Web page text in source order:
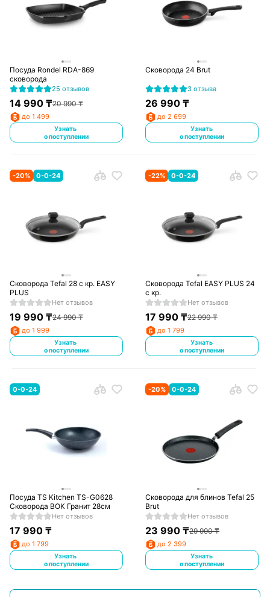
Посуда Rondel RDA-869
сковорода
25 отзывов
14 990₸20 990₸
до 1 499
Узнать
о поступлении
Сковорода 24 Brut
3 отзыва
26 990 ₸
до 2 699
Узнать
о поступлении
-20% 0-0-24
Сковорода Tefal 28 с кр. EASY
PLUS
Нет отзывов
19 990₸24 990₸
до 1 999
Узнать
о поступлении
-22% 0-0-24
Сковорода Tefal EASY PLUS 24
с кр.
Нет отзывов
17 990 ₸22 990₸
до 1 799
Узнать
о поступлении
0-0-24
Посуда TS Kitchen TS-G0628
Сковорода ВОК Гранит 28см
Нет отзывов
17 990₸
до 1 799
Узнать
о поступлении
-20% 0-0-24
Сковорода для блинов Tefal 25
Brut
Нет отзывов
23 990 ₸29 990₸
до 2 399
Узнать
о поступлении